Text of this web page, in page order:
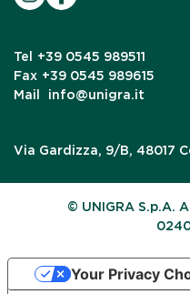
Tel
+39 0545 989511
Fax +39 0545 989615
Mail
info@unigra.it
Via Gardizza, 9/B, 48017
© UNIGRA S.p.A.
Your Privacy